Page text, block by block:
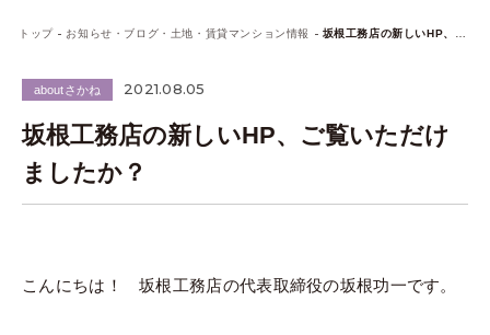
トップ お知らせ・ブログ・土地・賃貸マンション情報 坂根工務店の新しいHP、ご覧いただけましたか？
aboutさかね 2021.08.05
坂根工務店の新しいHP、ご覧いただけ
ましたか？
こんにちは！ 坂根工務店の代表取締役の坂根功一です。